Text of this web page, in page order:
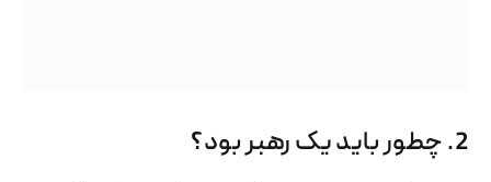
2. چطور باید یک رهبر بود؟